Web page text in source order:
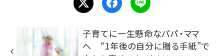
子育てに一生懸命なパパ・ママ
へ “1年後の自分に贈る手紙”で